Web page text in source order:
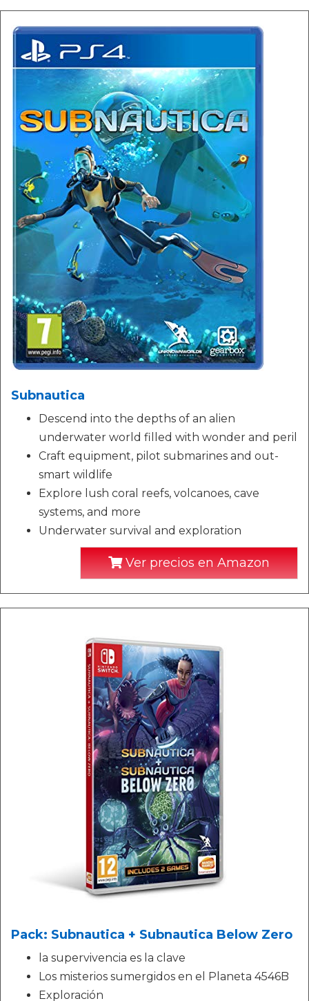
Subnautica
Descend into the depths of an alien
underwater world filled with wonder and peril
Craft equipment, pilot submarines and out-
smart wildlife
Explore lush coral reefs, volcanoes, cave
systems, and more
Underwater survival and exploration
Ver precios en Amazon
Pack: Subnautica + Subnautica Below Zero
la supervivencia es la clave
Los misterios sumergidos en el Planeta 4546B
Exploración